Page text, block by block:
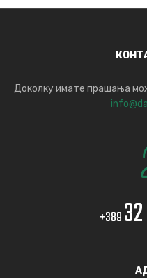
Доколку имате прашања
+389